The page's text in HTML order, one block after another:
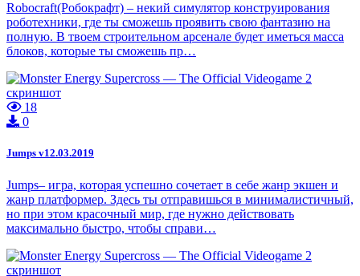
Robocraft(Робокрафт) – некий симулятор конструирования
роботехники, где ты сможешь проявить свою фантазию на
полную. В твоем строительном арсенале будет иметься масса
блоков, которые ты сможешь пр…
18
0
Jumps v12.03.2019
Jumps– игра, которая успешно сочетает в себе жанр экшен и
жанр платформер. Здесь ты отправишься в минималистичный,
но при этом красочный мир, где нужно действовать
максимально быстро, чтобы справи…